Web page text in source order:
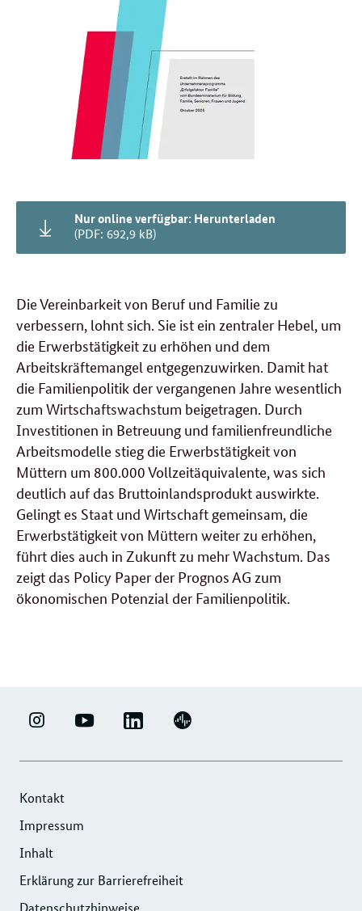
Nur online verfügbar: Herunterladen
(PDF: 692,9 kB)
Die Vereinbarkeit von Beruf und Familie zu
verbessern, lohnt sich. Sie ist ein zentraler Hebel, um
die Erwerbstätigkeit zu erhöhen und dem
Arbeitskräftemangel entgegenzuwirken. Damit hat
die Familienpolitik der vergangenen Jahre wesentlich
zum Wirtschaftswachstum beigetragen. Durch
Investitionen in Betreuung und familienfreundliche
Arbeitsmodelle stieg die Erwerbstätigkeit von
Müttern um 800.000 Vollzeitäquivalente, was sich
deutlich auf das Bruttoinlandsprodukt auswirkte.
Gelingt es Staat und Wirtschaft gemeinsam, die
Erwerbstätigkeit von Müttern weiter zu erhöhen,
führt dies auch in Zukunft zu mehr Wachstum. Das
zeigt das Policy Paper der Prognos AG zum
ökonomischen Potenzial der Familienpolitik.
ERFOLGSFAKTOR
INSTAGRAM
UND
VIDEOS
YOUTUBE LINKEDIN
UNTERNEHMENSNETZWERK
SERVICE
PODIGEE
SERVICE
Kontakt
Impressum
Inhalt
Erklärung zur Barrierefreiheit
Datenschutzhinweise